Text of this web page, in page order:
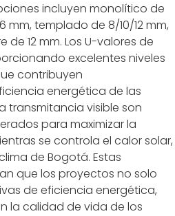
incluyen monolítico de
templado de 8/10/12 mm,
de 12 mm. Los U-valores de
excelentes niveles
contribuyen
energética de las
transmitancia visible son
para maximizar la
se controla el calor solar,
de Bogotá. Estas
que los proyectos no solo
de eficiencia energética,
la calidad de vida de los